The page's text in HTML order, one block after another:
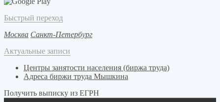
Быстрый переход
Москва Санкт-Петербург
Актуальные записи
Центры занятости населения (биржа труда)
Адреса биржи труда Мышкина
Получить выписку из ЕГРН